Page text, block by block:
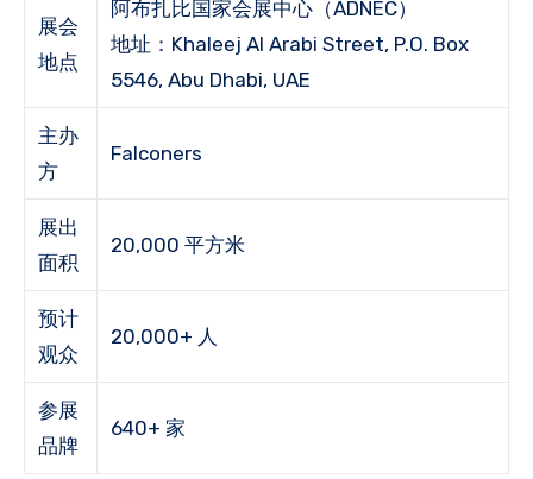
展会
地点
阿布扎比国家会展中心（ADNEC）
地址：Khaleej Al Arabi Street, P.O. Box
5546, Abu Dhabi, UAE
主办
方
Falconers
展出
面积
20,000 平方米
预计
观众
20,000+ 人
参展
品牌
640+ 家